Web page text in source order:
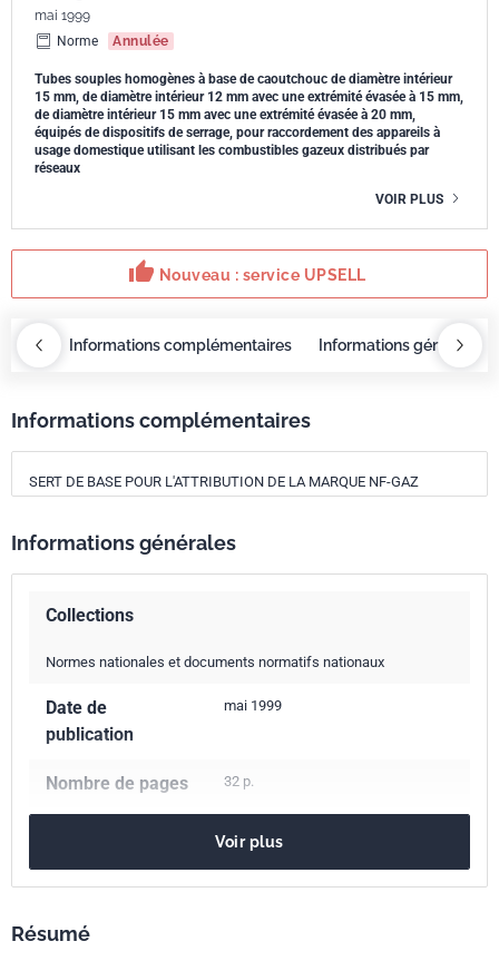
mai 1999
Norme
Annulée
Tubes souples homogènes à base de caoutchouc de diamètre intérieur
15 mm, de diamètre intérieur 12 mm avec une extrémité évasée à 15 mm,
de diamètre intérieur 15 mm avec une extrémité évasée à 20 mm,
équipés de dispositifs de serrage, pour raccordement des appareils à
usage domestique utilisant les combustibles gazeux distribués par
réseaux
VOIR PLUS
thumb_up Nouveau : service UPSELL
Informations complémentaires Informations générales
Informations complémentaires
SERT DE BASE POUR L'ATTRIBUTION DE LA MARQUE NF-GAZ
Informations générales
Collections
Normes nationales et documents normatifs nationaux
Date de
publication
mai 1999
Nombre de pages 32 p.
Codes ICS
23.040.70
Voir plus
Résumé